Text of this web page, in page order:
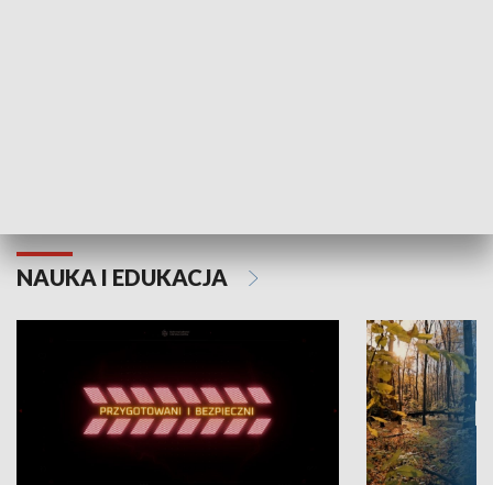
NAUKA I EDUKACJA